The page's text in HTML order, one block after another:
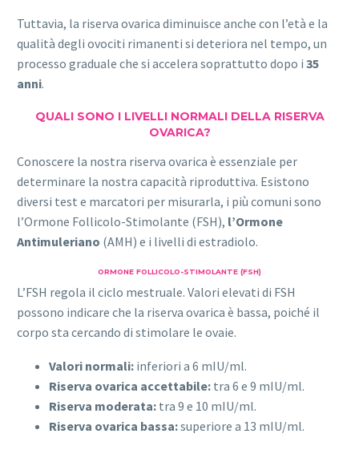
Tuttavia, la riserva ovarica diminuisce anche con l’età e la
qualità degli ovociti rimanenti si deteriora nel tempo, un
processo graduale che si accelera soprattutto dopo i 35
anni.
QUALI SONO I LIVELLI NORMALI DELLA RISERVA
OVARICA?
Conoscere la nostra riserva ovarica è essenziale per
determinare la nostra capacità riproduttiva. Esistono
diversi test e marcatori per misurarla, i più comuni sono
l’Ormone Follicolo-Stimolante (FSH), l’Ormone
Antimuleriano (AMH) e i livelli di estradiolo.
ORMONE FOLLICOLO-STIMOLANTE (FSH)
L’FSH regola il ciclo mestruale. Valori elevati di FSH
possono indicare che la riserva ovarica è bassa, poiché il
corpo sta cercando di stimolare le ovaie.
Valori normali: inferiori a 6 mIU/ml.
Riserva ovarica accettabile: tra 6 e 9 mIU/ml.
Riserva moderata: tra 9 e 10 mIU/ml.
Riserva ovarica bassa:superiore a 13 mIU/ml.